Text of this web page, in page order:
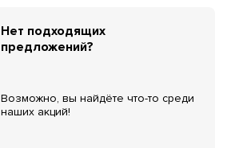
Нет подходящих
предложений?
Возможно, вы найдёте что-то среди
наших акций!